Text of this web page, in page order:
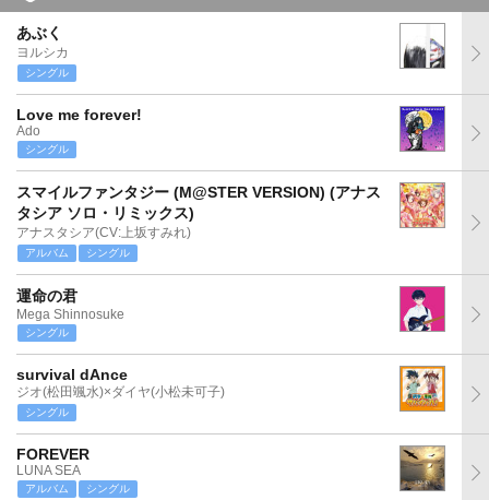
あぶく
ヨルシカ
シングル
Love me forever!
Ado
シングル
スマイルファンタジー (M@STER VERSION) (アナス
タシア ソロ・リミックス)
アナスタシア(CV:上坂すみれ)
アルバム シングル
運命の君
Mega Shinnosuke
シングル
survival dAnce
ジオ(松田颯水)×ダイヤ(小松未可子)
シングル
FOREVER
LUNA SEA
アルバム シングル